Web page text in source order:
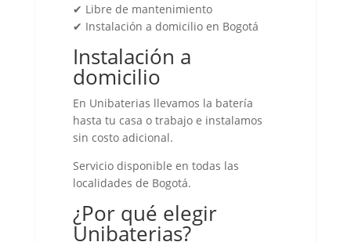
✔ Libre de mantenimiento
✔ Instalación a domicilio en Bogotá
Instalación a
domicilio
En Unibaterias llevamos la batería
hasta tu casa o trabajo e instalamos
sin costo adicional.
Servicio disponible en todas las
localidades de Bogotá.
¿Por qué elegir
Unibaterias?